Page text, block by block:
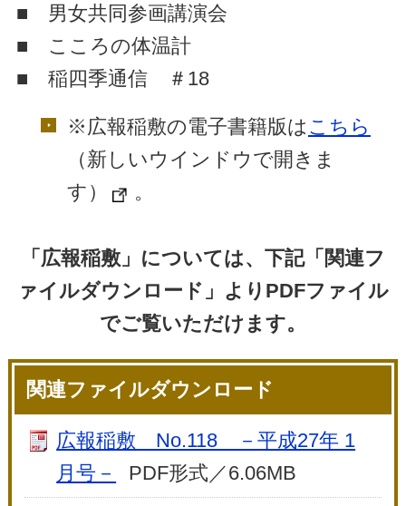
■ 男女共同参画講演会
■ こころの体温計
■ 稲四季通信 ＃18
※広報稲敷の電子書籍版は こちら
（新しいウインドウで開きま
す）
。
「広報稲敷」については、下記「関連フ
ァイルダウンロード」よりPDFファイル
でご覧いただけます。
関連ファイルダウンロード
広報稲敷 No.118 －平成27年 1
月号－
PDF形式／6.06MB